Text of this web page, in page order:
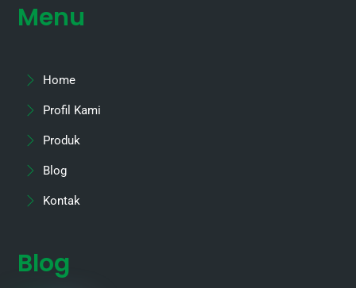
Menu
Home
Profil Kami
Produk
Blog
Kontak
Blog